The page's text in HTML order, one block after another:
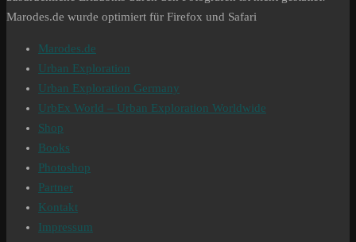
Marodes.de wurde optimiert für Firefox und Safari
Marodes.de
Urban Exploration
Urban Exploration Germany
UrbEx World – Urban Exploration Worldwide
Shop
Books
Photoshop
Partner
Kontakt
Impressum